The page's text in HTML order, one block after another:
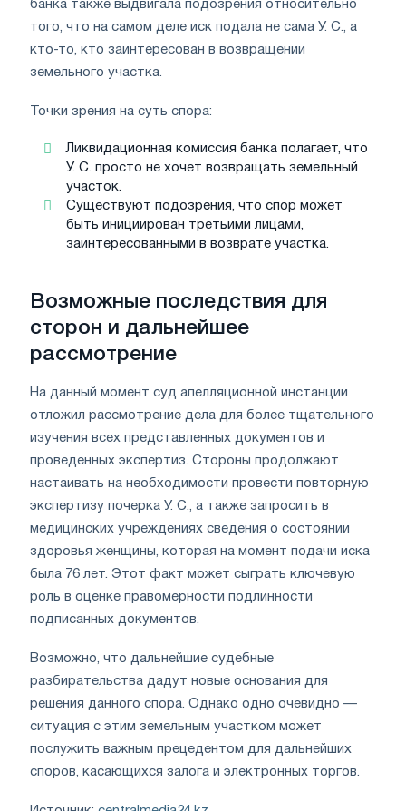
банка также выдвигала подозрения относительно
того, что на самом деле иск подала не сама У. С., а
кто-то, кто заинтересован в возвращении
земельного участка.
Точки зрения на суть спора:
Ликвидационная комиссия банка полагает, что
У. С. просто не хочет возвращать земельный
участок.
Существуют подозрения, что спор может
быть инициирован третьими лицами,
заинтересованными в возврате участка.
Возможные последствия для
сторон и дальнейшее
рассмотрение
На данный момент суд апелляционной инстанции
отложил рассмотрение дела для более тщательного
изучения всех представленных документов и
проведенных экспертиз. Стороны продолжают
настаивать на необходимости провести повторную
экспертизу почерка У. С., а также запросить в
медицинских учреждениях сведения о состоянии
здоровья женщины, которая на момент подачи иска
была 76 лет. Этот факт может сыграть ключевую
роль в оценке правомерности подлинности
подписанных документов.
Возможно, что дальнейшие судебные
разбирательства дадут новые основания для
решения данного спора. Однако одно очевидно —
ситуация с этим земельным участком может
послужить важным прецедентом для дальнейших
споров, касающихся залога и электронных торгов.